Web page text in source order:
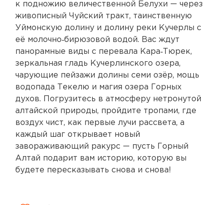
к подножию величественной Белухи — через
живописный Чуйский тракт, таинственную
Уймонскую долину и долину реки Кучерлы с
её молочно‑бирюзовой водой. Вас ждут
панорамные виды с перевала Кара‑Тюрек,
зеркальная гладь Кучерлинского озера,
чарующие пейзажи долины семи озёр, мощь
водопада Текелю и магия озера Горных
духов. Погрузитесь в атмосферу нетронутой
алтайской природы, пройдите тропами, где
воздух чист, как первые лучи рассвета, а
каждый шаг открывает новый
завораживающий ракурс — пусть Горный
Алтай подарит вам историю, которую вы
будете пересказывать снова и снова!